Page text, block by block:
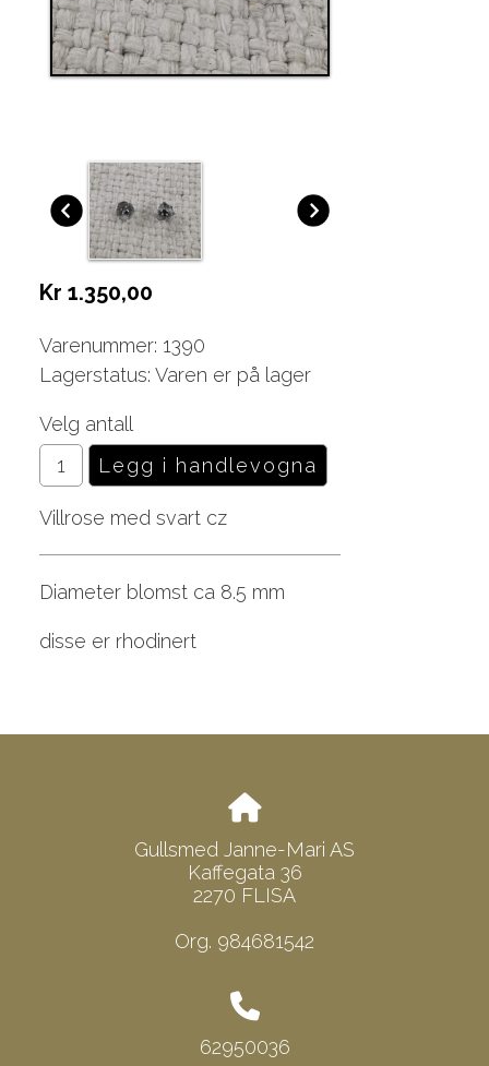
Kr 1.350,00
Varenummer: 1390
Lagerstatus: Varen er på lager
Velg antall
Villrose med svart cz
Diameter blomst ca 8.5 mm
disse er rhodinert
Gullsmed Janne-Mari AS
Kaffegata 36
2270 FLISA
Org. 984681542
62950036